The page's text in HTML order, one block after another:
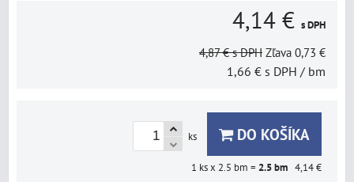
4,14 € s DPH
4,87 € s DPH Zľava 0,73 €
1,66 € s DPH / bm
ks DO KOŠÍKA
1 ks x 2.5 bm = 2.5bm 4,14 €